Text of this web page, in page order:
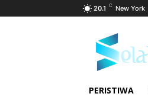
20.1 C New York
PERISTIWA